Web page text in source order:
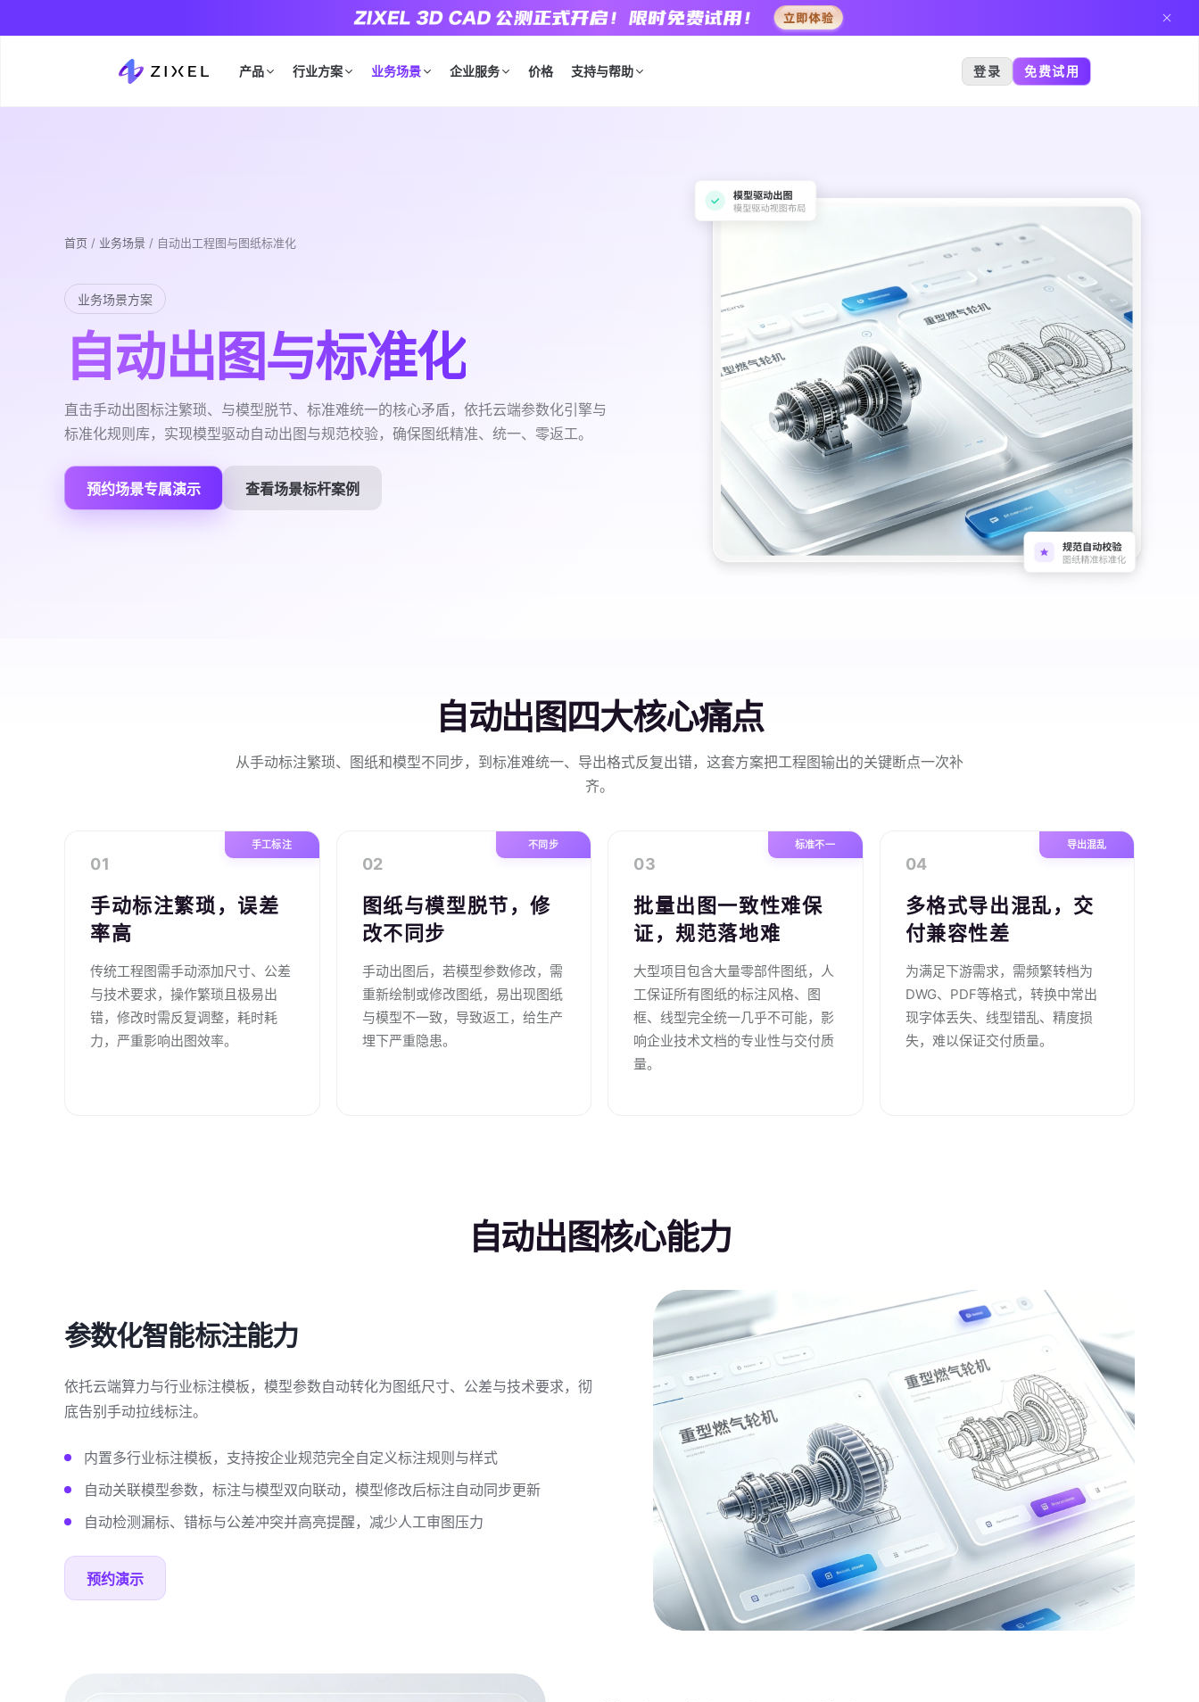
产品 行业方案 业务场景 企业服务 价格 支持与帮助 登录 免费试用
首页 / 业务场景 / 自动出工程图与图纸标准化
业务场景方案
自动出图与标准化
直击手动出图标注繁琐、与模型脱节、标准难统一的核心矛盾，依托云端参数化引擎与
标准化规则库，实现模型驱动自动出图与规范校验，确保图纸精准、统一、零返工。
预约场景专属演示 查看场景标杆案例
自动出图四大核心痛点
从手动标注繁琐、图纸和模型不同步，到标准难统一、导出格式反复出错，这套方案把工程图输出的关键断点一次补
齐。
01
手工标注
手动标注繁琐，误差
率高
传统工程图需手动添加尺寸、公差
与技术要求，操作繁琐且极易出
错，修改时需反复调整，耗时耗
力，严重影响出图效率。
02
不同步
图纸与模型脱节，修
改不同步
手动出图后，若模型参数修改，需
重新绘制或修改图纸，易出现图纸
与模型不一致，导致返工，给生产
埋下严重隐患。
03
标准不一
批量出图一致性难保
证，规范落地难
大型项目包含大量零部件图纸，人
工保证所有图纸的标注风格、图
框、线型完全统一几乎不可能，影
响企业技术文档的专业性与交付质
量。
04
导出混乱
多格式导出混乱，交
付兼容性差
为满足下游需求，需频繁转档为
DWG、PDF等格式，转换中常出
现字体丢失、线型错乱、精度损
失，难以保证交付质量。
自动出图核心能力
参数化智能标注能力
依托云端算力与行业标注模板，模型参数自动转化为图纸尺寸、公差与技术要求，彻
底告别手动拉线标注。
内置多行业标注模板，支持按企业规范完全自定义标注规则与样式
自动关联模型参数，标注与模型双向联动，模型修改后标注自动同步更新
自动检测漏标、错标与公差冲突并高亮提醒，减少人工审图压力
预约演示